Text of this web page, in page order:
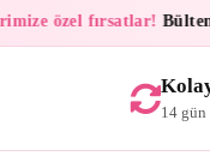
özel fırsatlar!
14